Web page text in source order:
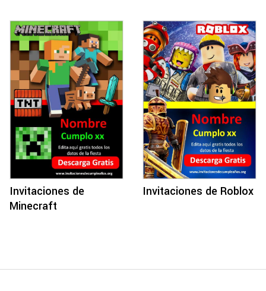
Invitaciones de
Minecraft
Invitaciones de Roblox